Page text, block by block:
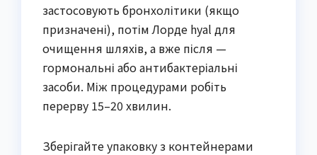
застосовують бронхолітики (якщо
призначені), потім Лорде hyal для
очищення шляхів, а вже після —
гормональні або антибактеріальні
засоби. Між процедурами робіть
перерву 15–20 хвилин.
Зберігайте упаковку з контейнерами